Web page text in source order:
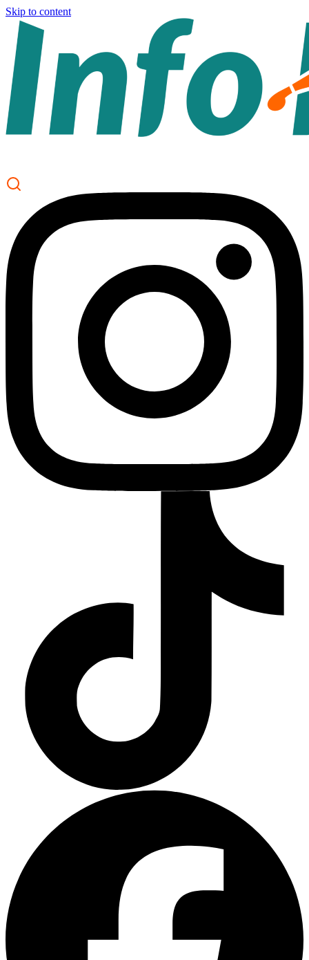
Skip to content